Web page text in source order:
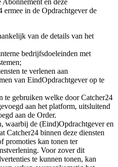
ermee in de Opdrachtgever de
van de details van het
bedrijfsdoeleinden met
te verlenen aan
van EindOpdrachtgeverop te
te gebruiken welke door Catcher24
aan het platform, uitsluitend
aan de Order.
waarbij de (Eind)Opdrachtgever en
Catcher24 binnen deze diensten
promoties kan tonen ter
Voor zover dit
te kunnen tonen, kan